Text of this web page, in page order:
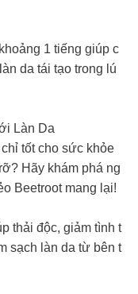
1 tiếng giúp c
da tái tạo trong lú
Làn Da
tốt cho sức khỏe
Hãy khám phá ng
Beetroot mang lại!
thải độc, giảm tình t
sạch làn da từ bên t